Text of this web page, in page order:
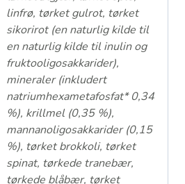
linfrø, tørket gulrot, tørket
sikorirot (en naturlig kilde til
en naturlig kilde til inulin og
fruktooligosakkarider),
mineraler (inkludert
natriumhexametafosfat* 0,34
%), krillmel (0,35 %),
mannanoligosakkarider (0,15
%), tørket brokkoli, tørket
spinat, tørkede tranebær,
tørkede blåbær, tørket